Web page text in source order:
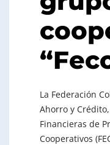
La Federación
Ahorro y
Financieras de
Cooperativos